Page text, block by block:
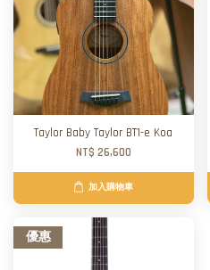
Taylor Baby Taylor BT1-e Koa
NT$ 26,600
加入購物車
優惠